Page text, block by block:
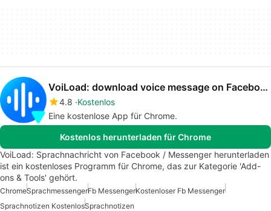
VoiLoad: download voice message on Facebook / Messenger
4.8 Kostenlos
Eine kostenlose App für Chrome.
Kostenlos herunterladen für Chrome
VoiLoad: Sprachnachricht von Facebook / Messenger herunterladen
ist ein kostenloses Programm für Chrome, das zur Kategorie 'Add-
ons & Tools' gehört.
ChromeSprachmessengerFb MessengerKostenloser Fb Messenger
Sprachnotizen KostenlosSprachnotizen